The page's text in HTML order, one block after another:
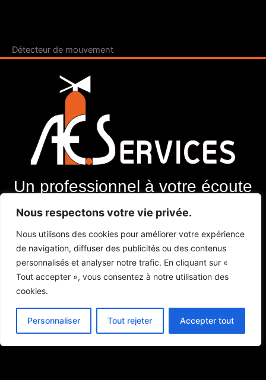
Nous respectons votre vie privée.
Nous utilisons des cookies pour améliorer votre expérience
de navigation, diffuser des publicités ou des contenus
personnalisés et analyser notre trafic. En cliquant sur «
Tout accepter », vous consentez à notre utilisation des
cookies.
Personnaliser Tout rejeter Accepter tout
Détecteur de mouvement
Un professionnel à votre écoute
Menu :
Extincteurs
Alarmes
Contact
Contact :
E-mail : lc.benoit@wanadoo.fr